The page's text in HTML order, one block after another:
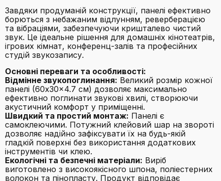
Завдяки продуманій конструкції, панелі ефективно
борються з небажаним відлунням, реверберацією
та вібраціями, забезпечуючи кришталево чистий
звук. Це ідеальне рішення для домашніх кінотеатрів,
ігрових кімнат, конференц-залів та професійних
студій звукозапису.
Основні переваги та особливості:
Відмінне звукопоглинання: Великий розмір кожної
панелі (60x30x4.7 см) дозволяє максимально
ефективно поглинати звукові хвилі, створюючи
акустичний комфорт у приміщенні.
Швидкий та простий монтаж: Панелі є
самоклеючими. Потужний клейовий шар на звороті
дозволяє надійно зафіксувати їх на будь-якій
гладкій поверхні без використання додаткових
інструментів чи клею.
Екологічні та безпечні матеріали: Виріб
виготовлено з високоякісного шпона, поліестерних
волокон та пінопласту. Продукт відповідає